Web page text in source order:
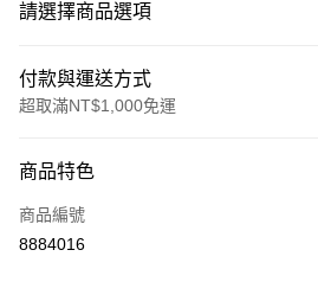
請選擇商品選項
付款與運送方式
超取滿NT$1,000免運
信用卡一次付款
超商取貨付款
商品特色
商品編號
8884016